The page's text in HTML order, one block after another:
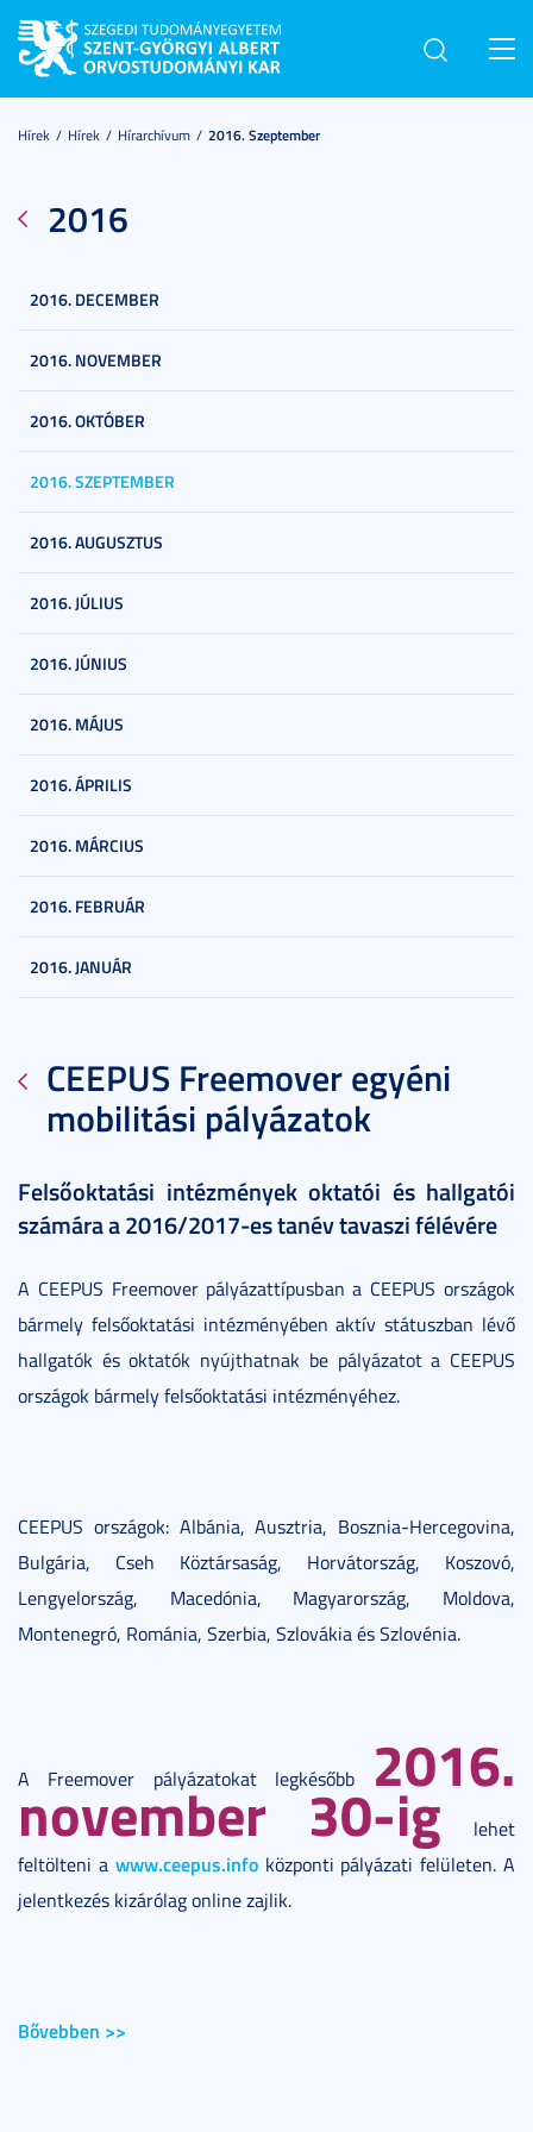
Hírek Hírek Hírarchívum 2016. Szeptember
2016
2016. DECEMBER
2016. NOVEMBER
2016. OKTÓBER
2016. SZEPTEMBER
2016. AUGUSZTUS
2016. JÚLIUS
2016. JÚNIUS
2016. MÁJUS
2016. ÁPRILIS
2016. MÁRCIUS
2016. FEBRUÁR
2016. JANUÁR
CEEPUS Freemover egyéni
mobilitási pályázatok
Felsőoktatási intézmények oktatói és hallgatói
számára a 2016/2017-es tanév tavaszi félévére
A CEEPUS Freemover pályázattípusban a CEEPUS országok
bármely felsőoktatási intézményében aktív státuszban lévő
hallgatók és oktatók nyújthatnak be pályázatot a CEEPUS
országok bármely felsőoktatási intézményéhez.
CEEPUS országok: Albánia, Ausztria, Bosznia-Hercegovina,
Bulgária, Cseh Köztársaság, Horvátország, Koszovó,
Lengyelország, Macedónia, Magyarország, Moldova,
Montenegró, Románia, Szerbia, Szlovákia és Szlovénia.
A Freemover pályázatokat legkésőbb 2016.
november 30-ig lehet
feltölteni a www.ceepus.infoközponti pályázati felületen. A
jelentkezés kizárólag online zajlik.
Bővebben >>